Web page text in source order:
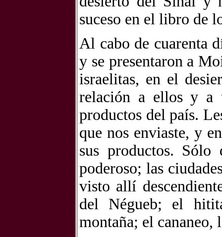
suceso en el libro de
Al cabo de cuarenta
y se presentaron a
israelitas, en el
relación a ellos y a
productos del país.
que nos enviaste, y
sus productos.
poderoso; las
visto allí
del Négueb; el
montaña; el